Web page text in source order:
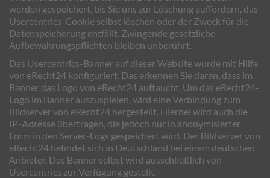
werden gespeichert, bis Sie uns zur Löschung auffordern, das
Usercentrics-Cookie selbst löschen oder der Zweck für die
Datenspeicherung entfällt. Zwingende gesetzliche
Aufbewahrungspflichten bleiben unberührt.
Das Usercentrics-Banner auf dieser Website wurde mit Hilfe
von eRecht24 konfiguriert. Das erkennen Sie daran, dass im
Banner das Logo von eRecht24 auftaucht. Um das eRecht24-
Logo im Banner auszuspielen, wird eine Verbindung zum
Bildserver von eRecht24 hergestellt. Hierbei wird auch die
IP-Adresse übertragen, die jedoch nur in anonymisierter
Form in den Server-Logs gespeichert wird. Der Bildserver von
eRecht24 befindet sich in Deutschland bei einem deutschen
Anbieter. Das Banner selbst wird ausschließlich von
Usercentrics zur Verfügung gestellt.